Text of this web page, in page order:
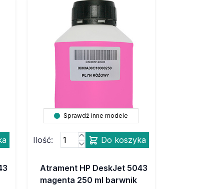
Sprawdź inne modele
Ilość: Do koszyka
Atrament HP DeskJet 5043
magenta 250 ml barwnik